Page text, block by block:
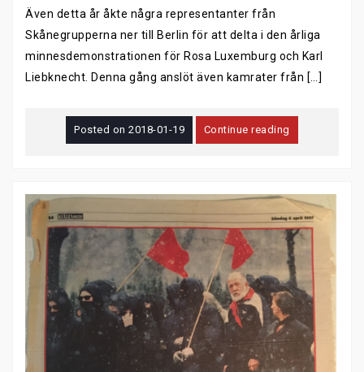
Även detta år åkte några representanter från
Skånegrupperna ner till Berlin för att delta i den årliga
minnesdemonstrationen för Rosa Luxemburg och Karl
Liebknecht. Denna gång anslöt även kamrater från […]
Posted on2018-01-19 Continue reading